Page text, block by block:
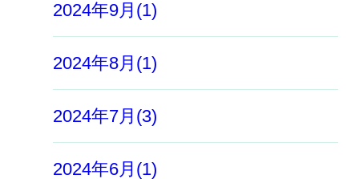
2024年9月(1)
2024年8月(1)
2024年7月(3)
2024年6月(1)